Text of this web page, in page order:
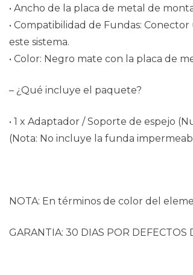
• Ancho de la placa de metal de
• Compatibilidad de Fundas:
este sistema.
• Color: Negro mate con la placa de
– ¿Qué incluye el paquete?
• 1 x Adaptador / Soporte de espejo
(Nota: No incluye la funda
NOTA: En términos de color del
GARANTIA: 30 DIAS POR DEFECTOS